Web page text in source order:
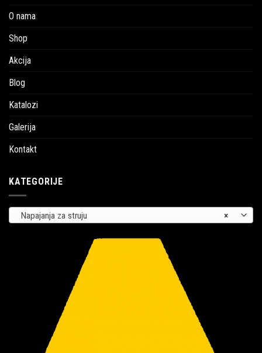
O nama
Shop
Akcija
Blog
Katalozi
Galerija
Kontakt
KATEGORIJE
×
Napajanja za struju